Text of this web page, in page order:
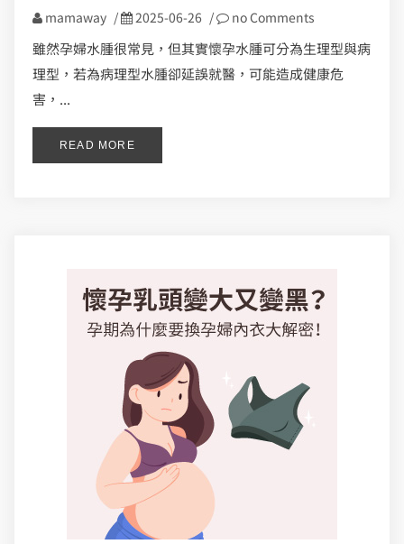
mamaway / 2025-06-26 / no Comments
雖然孕婦水腫很常見，但其實懷孕水腫可分為生理型與病
理型，若為病理型水腫卻延誤就醫，可能造成健康危
害，...
READ MORE